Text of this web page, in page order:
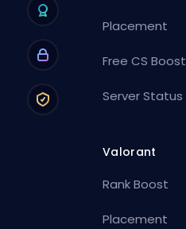
Placement
Free CS Boost
Server Status
Valorant
Rank Boost
Placement